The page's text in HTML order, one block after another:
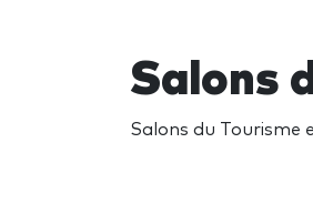
Salons
Salons du Tourisme